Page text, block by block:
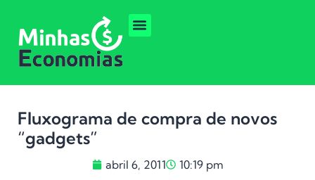
Fluxograma de compra de novos
“gadgets”
abril 6, 2011 10:19 pm